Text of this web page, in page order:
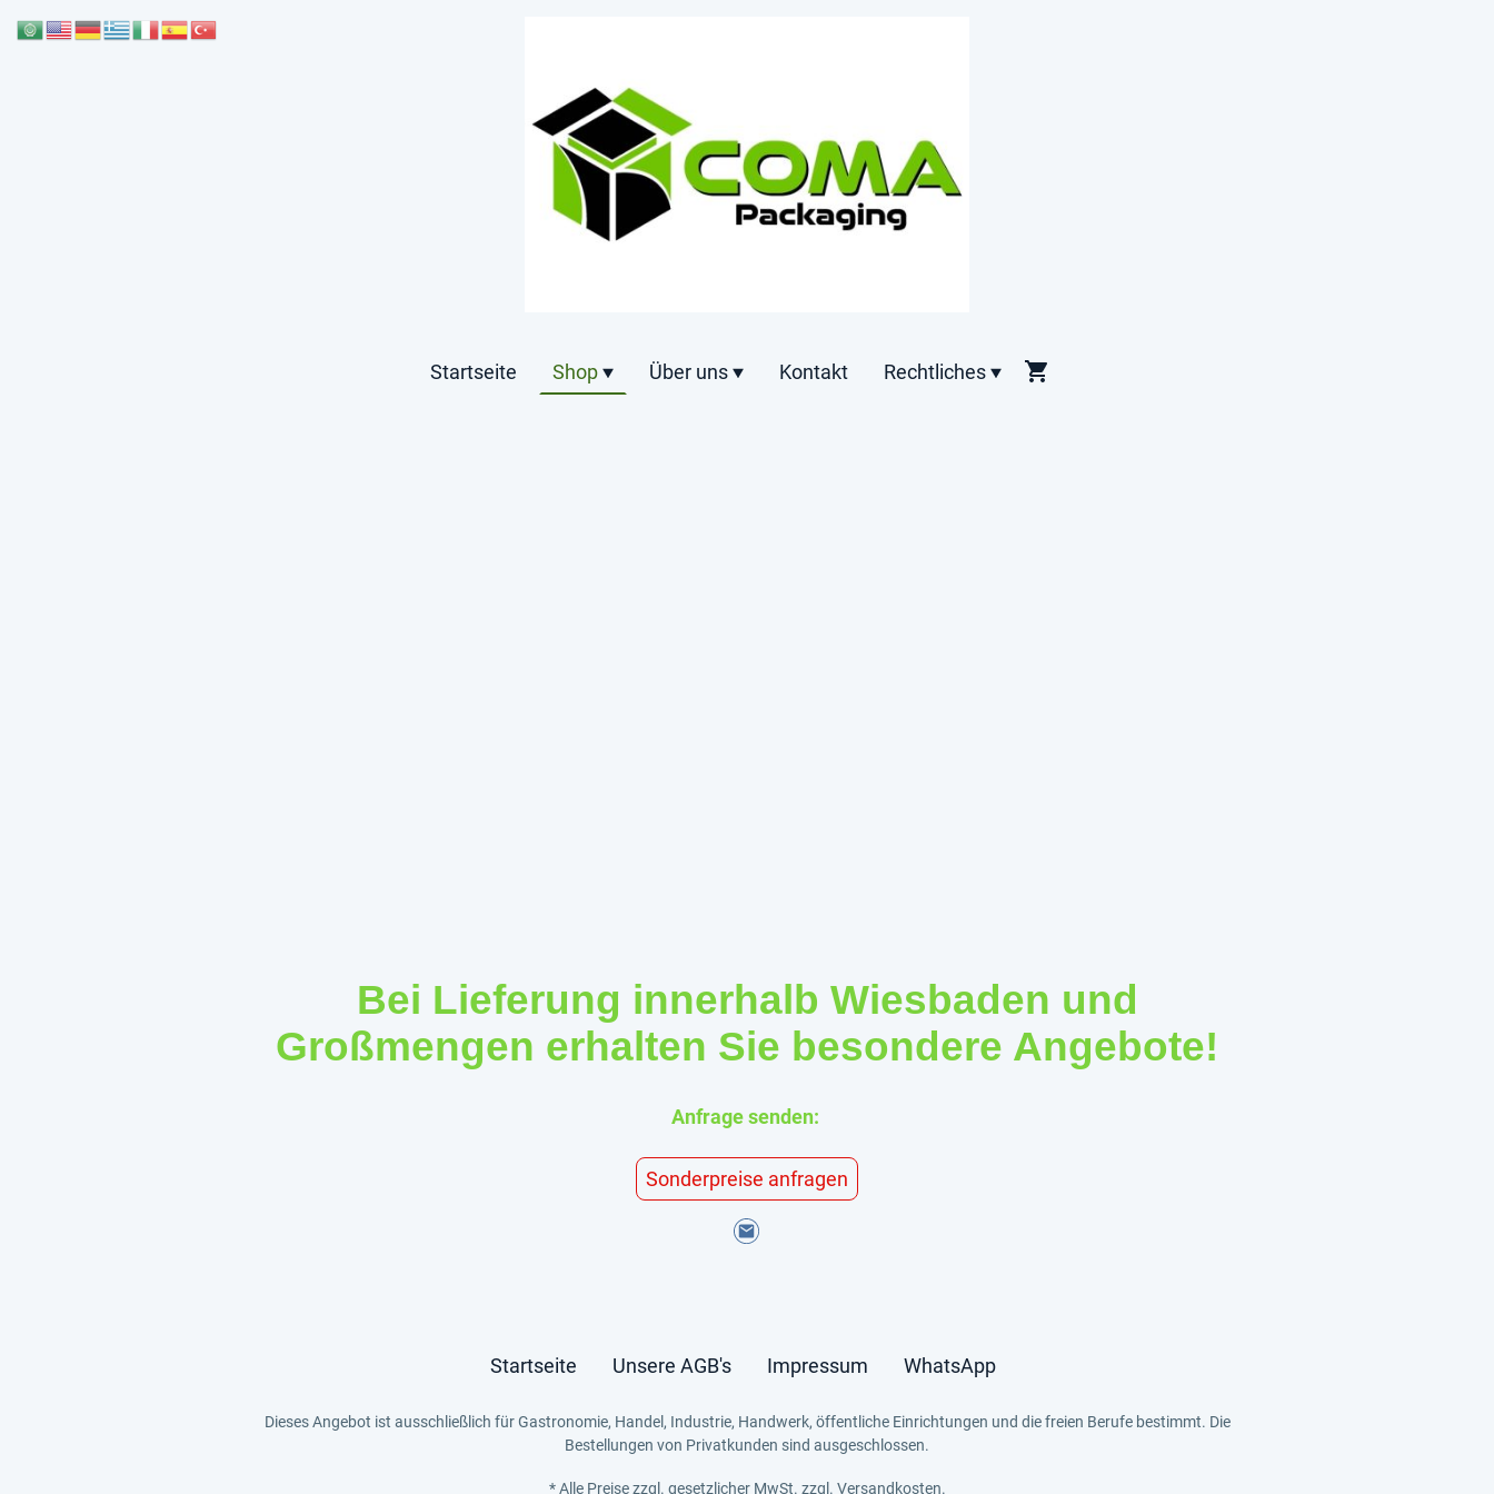
Startseite Shop Über uns Kontakt Rechtliches
Bei Lieferung innerhalb Wiesbaden und
Großmengen erhalten Sie besondere Angebote!
Anfrage senden:
Sonderpreise anfragen
Startseite Unsere AGB's Impressum WhatsApp
Dieses Angebot ist ausschließlich für Gastronomie, Handel, Industrie, Handwerk, öffentliche Einrichtungen und die freien Berufe bestimmt. Die
Bestellungen von Privatkunden sind ausgeschlossen.
* Alle Preise zzgl. gesetzlicher MwSt. zzgl. Versandkosten.